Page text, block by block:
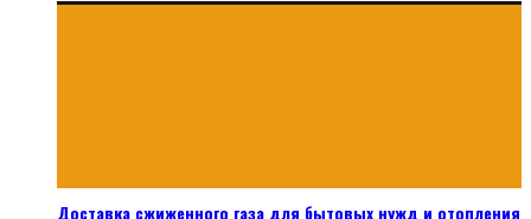
Доставка сжиженного газа для бытовых нужд и отопления